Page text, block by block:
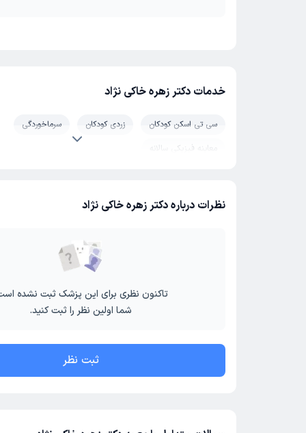
خدمات دکتر زهره خاکی نژاد
سی تی اسکن کودکان زردی کودکان
سرماخوردگی
معاینه فیزیکی سالانه
نظرات درباره دکتر زهره خاکی نژاد
تاکنون نظری برای این پزشک ثبت نشده
شما اولین نظر را ثبت کنید.
ثبت نظر